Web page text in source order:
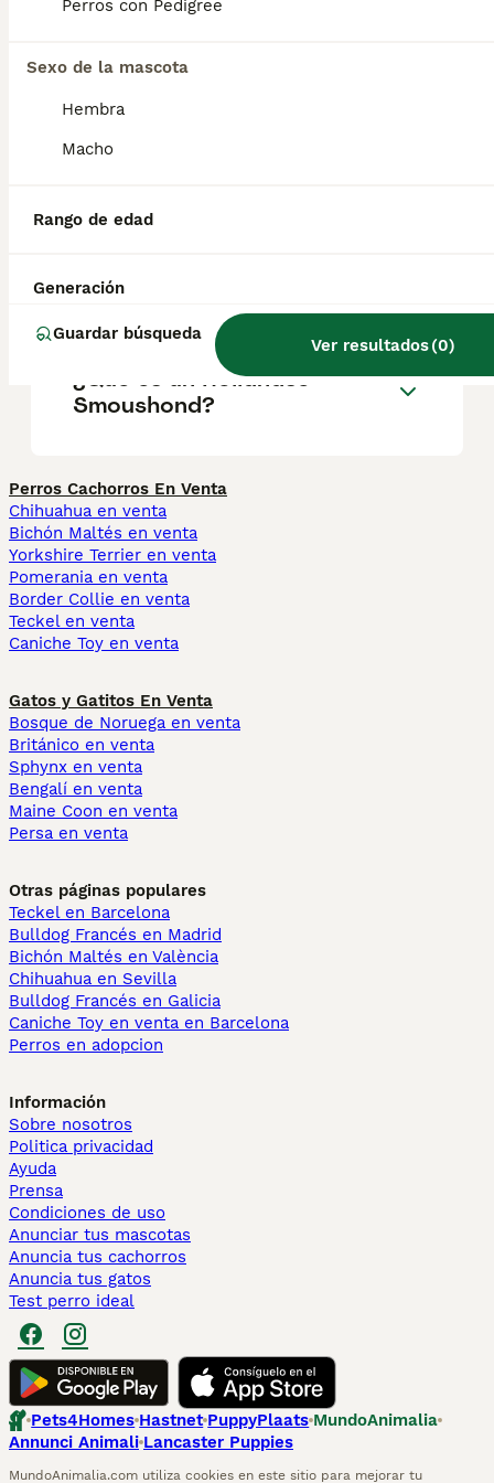
Perros con Pedigree
Sexo de la mascota
Hembra
Macho
Rango de edad
Generación
Guardar búsqueda
Ver resultados(0)
¿Los smoushond holandeses
familia?
Smoushond?
¿Qué es un Hollandse
Smoushond?
Perros Cachorros En Venta
Chihuahua en venta
Bichón Maltés en venta
Yorkshire Terrier en venta
Pomerania en venta
Border Collie en venta
Teckel en venta
Caniche Toy en venta
Gatos y Gatitos En Venta
Bosque de Noruega en venta
Británico en venta
Sphynx en venta
Bengalí en venta
Maine Coon en venta
Persa en venta
Otras páginas populares
Teckel en Barcelona
Bulldog Francés en Madrid
Bichón Maltés en València
Chihuahua en Sevilla
Bulldog Francés en Galicia
Caniche Toy en venta en Barcelona
Perros en adopcion
Información
Sobre nosotros
Politica privacidad
Ayuda
Prensa
Condiciones de uso
Anunciar tus mascotas
Anuncia tus cachorros
Anuncia tus gatos
Test perro ideal
Pets4Homes Hastnet PuppyPlaats MundoAnimalia
Annunci Animali Lancaster Puppies
MundoAnimalia.com utiliza cookies en este sitio para mejorar tu